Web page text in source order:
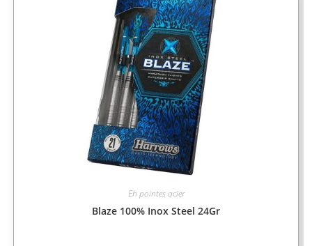
Eh pointes acier
Blaze 100% Inox Steel 24Gr